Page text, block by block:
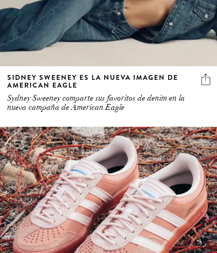
SIDNEY SWEENEY ES LA NUEVA IMAGEN DE
AMERICAN EAGLE
Sydney Sweeney comparte sus favoritos de denim en la
nueva campaña de American Eagle